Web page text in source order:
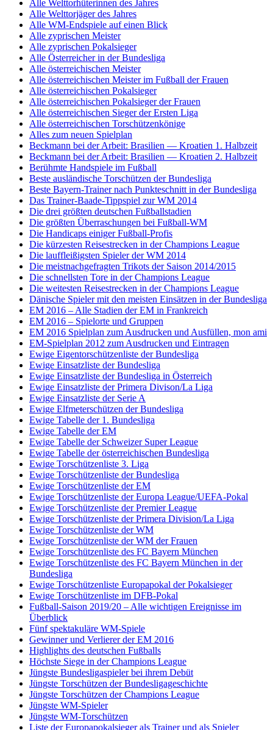
Alle Welttorhüterinnen des Jahres
Alle Welttorjäger des Jahres
Alle WM-Endspiele auf einen Blick
Alle zyprischen Meister
Alle zyprischen Pokalsieger
Alle Österreicher in der Bundesliga
Alle österreichischen Meister
Alle österreichischen Meister im Fußball der Frauen
Alle österreichischen Pokalsieger
Alle österreichischen Pokalsieger der Frauen
Alle österreichischen Sieger der Ersten Liga
Alle österreichischen Torschützenkönige
Alles zum neuen Spielplan
Beckmann bei der Arbeit: Brasilien — Kroatien 1. Halbzeit
Beckmann bei der Arbeit: Brasilien — Kroatien 2. Halbzeit
Berühmte Handspiele im Fußball
Beste ausländische Torschützen der Bundesliga
Beste Bayern-Trainer nach Punkteschnitt in der Bundesliga
Das Trainer-Baade-Tippspiel zur WM 2014
Die drei größten deutschen Fußballstadien
Die größten Überraschungen bei Fußball-WM
Die Handicaps einiger Fußball-Profis
Die kürzesten Reisestrecken in der Champions League
Die lauffleißigsten Spieler der WM 2014
Die meistnachgefragten Trikots der Saison 2014/2015
Die schnellsten Tore in der Champions League
Die weitesten Reisestrecken in der Champions League
Dänische Spieler mit den meisten Einsätzen in der Bundesliga
EM 2016 – Alle Stadien der EM in Frankreich
EM 2016 – Spielorte und Gruppen
EM 2016 Spielplan zum Ausdrucken und Ausfüllen, mon ami
EM-Spielplan 2012 zum Ausdrucken und Eintragen
Ewige Eigentorschützenliste der Bundesliga
Ewige Einsatzliste der Bundesliga
Ewige Einsatzliste der Bundesliga in Österreich
Ewige Einsatzliste der Primera Divison/La Liga
Ewige Einsatzliste der Serie A
Ewige Elfmeterschützen der Bundesliga
Ewige Tabelle der 1. Bundesliga
Ewige Tabelle der EM
Ewige Tabelle der Schweizer Super League
Ewige Tabelle der österreichischen Bundesliga
Ewige Torschützenliste 3. Liga
Ewige Torschützenliste der Bundesliga
Ewige Torschützenliste der EM
Ewige Torschützenliste der Europa League/UEFA-Pokal
Ewige Torschützenliste der Premier League
Ewige Torschützenliste der Primera Division/La Liga
Ewige Torschützenliste der WM
Ewige Torschützenliste der WM der Frauen
Ewige Torschützenliste des FC Bayern München
Ewige Torschützenliste des FC Bayern München in der
Bundesliga
Ewige Torschützenliste Europapokal der Pokalsieger
Ewige Torschützenliste im DFB-Pokal
Fußball-Saison 2019/20 – Alle wichtigen Ereignisse im
Überblick
Fünf spektakuläre WM-Spiele
Gewinner und Verlierer der EM 2016
Highlights des deutschen Fußballs
Höchste Siege in der Champions League
Jüngste Bundesligaspieler bei ihrem Debüt
Jüngste Torschützen der Bundesligageschichte
Jüngste Torschützen der Champions League
Jüngste WM-Spieler
Jüngste WM-Torschützen
Liste der Europapokalsieger als Trainer und als Spieler